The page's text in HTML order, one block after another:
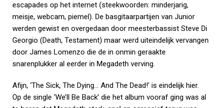
escapades op het internet (steekwoorden: minderjarig,
meisje, webcam, piemel). De basgitaarpartijen van Junior
werden gewist en overgedaan door meesterbassist Steve Di
Georgio (Death, Testament) maar werd uiteindelijk vervangen
door James Lomenzo die de in onmin geraakte
snarenplukker al eerder in Megadeth verving.
Afijn, ‘The Sick, The Dying… And The Dead!’ is eindelijk hier.
Op de single ‘We’ll Be Back’ die het album vooraf ging was al